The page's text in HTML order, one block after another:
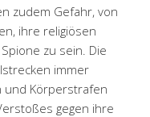
zudem Gefahr, von
ihre religiösen
zu sein. Die
immer
und Körperstrafen
gegen ihre